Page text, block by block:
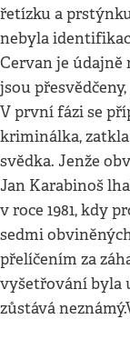
řetízku a
nebyla
Cervan je údajně
jsou
V první fázi se
kriminálka,
svědka. Jenže
Jan Karabinoš
v roce 1981, kdy
sedmi
přelíčením za
vyšetřování byla
zůstává